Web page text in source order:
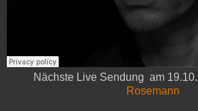
Nächste Live Sendung am
Rosemann